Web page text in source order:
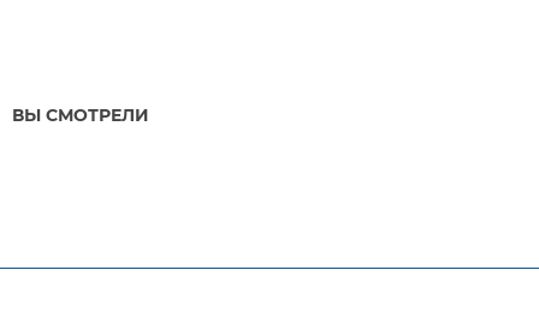
ВЫ СМОТРЕЛИ